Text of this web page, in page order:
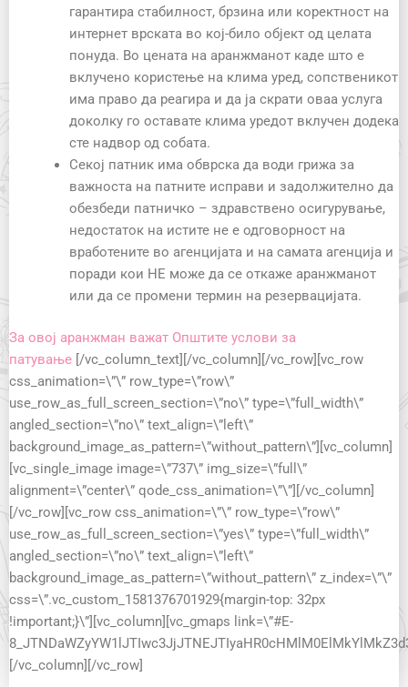
гарантира стабилност, брзина или коректност на
интернет врската во кој-било објект од целата
понуда. Во цената на аранжманот каде што е
вклучено користење на клима уред, сопственикот
има право да реагира и да ја скрати оваа услуга
доколку го оставате клима уредот вклучен додека
сте надвор од собата.
Секој патник има обврска да води грижа за
важноста на патните исправи и задолжително да
обезбеди патничко – здравствено осигурување,
недостаток на истите не е одговорност на
вработените во агенцијата и на самата агенција и
поради кои НЕ можe да се откаже аранжманот
или да се промени термин на резервацијата.
За овој аранжман важат Општите услови за
патување [/vc_column_text][/vc_column][/vc_row][vc_row
css_animation=\”\” row_type=\”row\”
use_row_as_full_screen_section=\”no\” type=\”full_width\”
angled_section=\”no\” text_align=\”left\”
background_image_as_pattern=\”without_pattern\”][vc_column]
[vc_single_image image=\”737\” img_size=\”full\”
alignment=\”center\” qode_css_animation=\”\”][/vc_column]
[/vc_row][vc_row css_animation=\”\” row_type=\”row\”
use_row_as_full_screen_section=\”yes\” type=\”full_width\”
angled_section=\”no\” text_align=\”left\”
background_image_as_pattern=\”without_pattern\” z_index=\”\”
css=\”.vc_custom_1581376701929{margin-top: 32px
!important;}\”][vc_column][vc_gmaps link=\”#E-
[/vc_column][/vc_row]